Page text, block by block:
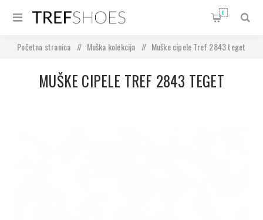
0
Početna stranica / Muška kolekcija / Muške cipele Tref 2843 teget
MUŠKE CIPELE TREF 2843 TEGET